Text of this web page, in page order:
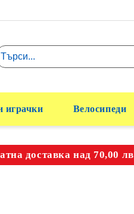
играчки Велосипеди
доставка над 70,00 лв